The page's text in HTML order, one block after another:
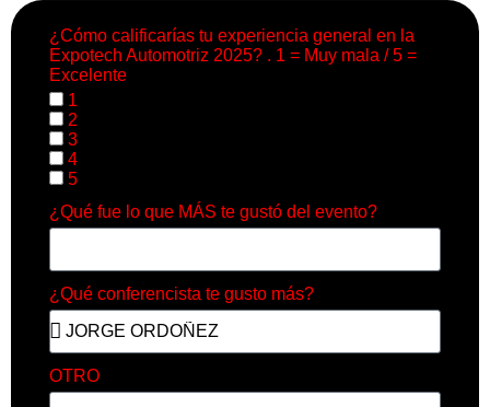
¿Cómo calificarías tu experiencia general en la
Expotech Automotriz 2025? . 1 = Muy mala / 5 =
Excelente
1
2
3
4
5
¿Qué fue lo que MÁS te gustó del evento?
¿Qué conferencista te gusto más?
OTRO